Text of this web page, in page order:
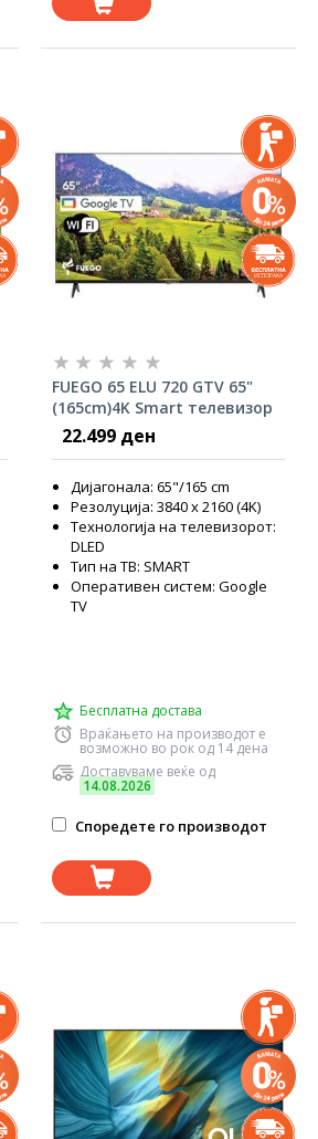
FUEGO 65 ELU 720 GTV 65"
(165cm)4K Smart телевизор
22.499 ден
Дијагонала: 65"/165 cm
Резолуција: 3840 x 2160 (4K)
Технологија на телевизорот:
DLED
Тип на ТВ: SMART
Оперативен систем: Google
TV
Бесплатна достава
Враќањето на производот е
возможно во рок од 14 дена
Доставуваме веќе од
14.08.2026
Споредете го производот